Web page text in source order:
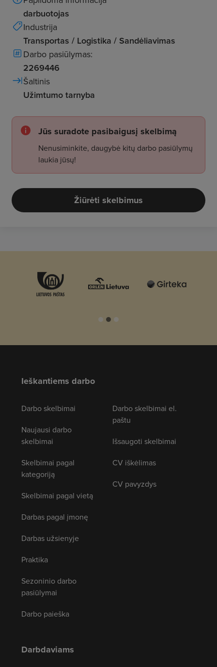
darbuotojas
Industrija
Transportas / Logistika / Sandėliavimas
Darbo pasiūlymas:
2269446
Šaltinis
Užimtumo tarnyba
Jūs suradote pasibaigusį skelbimą
Nenusiminkite, daugybė kitų darbo pasiūlymų
laukia jūsų!
Žiūrėti skelbimus
Ieškantiems darbo
Darbo skelbimai
Naujausi darbo
skelbimai
Skelbimai pagal
kategoriją
Skelbimai pagal vietą
Darbas pagal įmonę
Darbas užsienyje
Praktika
Sezoninio darbo
pasiūlymai
Darbo paieška
Darbo skelbimai el.
paštu
Išsaugoti skelbimai
CV iškėlimas
CV pavyzdys
Darbdaviams